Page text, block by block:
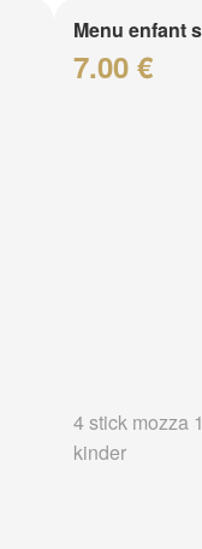
Menu enfant
7.00 €
4 stick mozza
kinder